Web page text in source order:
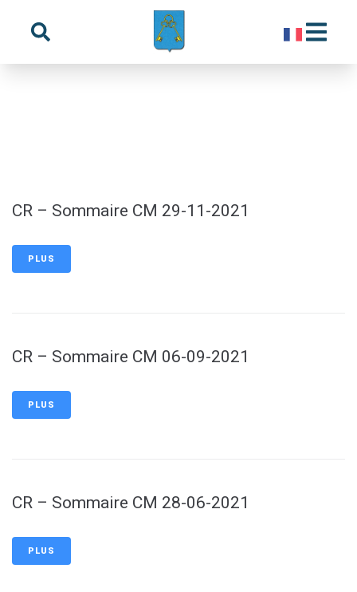
principal
CR – Sommaire CM 29-11-2021
PLUS
CR – Sommaire CM 06-09-2021
PLUS
CR – Sommaire CM 28-06-2021
PLUS